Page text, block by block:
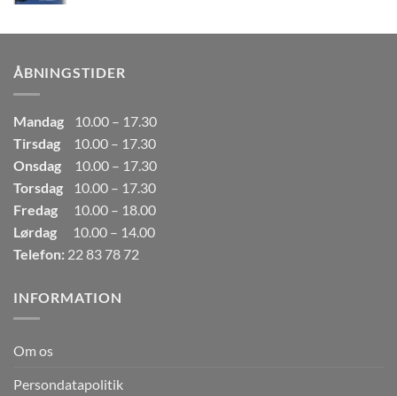
var:
er:
ÅBNINGSTIDER
Mandag
10.00 – 17.30
Tirsdag
10.00 – 17.30
Onsdag
10.00 – 17.30
Torsdag
10.00 – 17.30
Fredag
10.00 – 18.00
Lørdag
10.00 – 14.00
Telefon: 22 83 78 72
INFORMATION
Om os
Persondatapolitik